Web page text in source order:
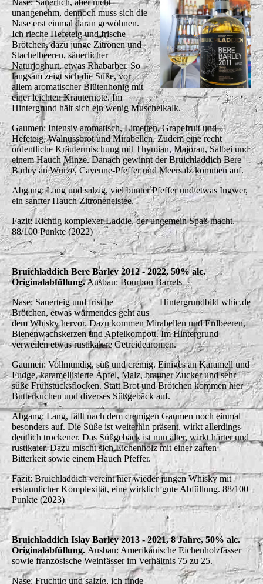
unangenehm, dennoch muss sich die
Nase erst einmal daran gewöhnen.
Ich rieche Hefeteig und frische
Brötchen, dazu junge Zitronen und
Stachelbeeren, säuerlicher
Naturjoghurt, etwas Rhabarber. So
langsam zeigt sich die Süße, vor
allem aromatischer Blütenhonig mit
einer leichten Kräuternote. Im
Hintergrund hält sich ein wenig Muschelkalk.
Gaumen: Intensiv aromatisch, Limetten, Grapefruit und
Hefeteig, Walnussbrot und Mirabellen. Zudem eine recht
ordentliche Kräutermischung mit Thymian, Majoran, Salbei und
einem Hauch Minze. Danach gewinnt der Bruichladdich Bere
Barley an Würze, Cayenne-Pfeffer und Meersalz kommen auf.
Abgang: Lang und salzig, viel bunter Pfeffer und etwas Ingwer,
ein sanfter Hauch Zitroneneistee.
Fazit: Richtig komplexer Laddie, der ungemein Spaß macht.
88/100 Punkte (2022)
Bruichladdich Bere Barley 2012 - 2022, 50% alc.
Originalabfüllung.Ausbau: Bourbon Barrels
Hintergrundbild whic.de
Nase: Sauerteig und frische
Brötchen, etwas wärmendes geht aus
dem Whisky hervor. Dazu kommen Mirabellen und Erdbeeren,
Bienenwachskerzen und Apfelkompott. Im Hintergrund
verweilen etwas rustikalere Getreidearomen.
Gaumen: Vollmundig, süß und cremig. Einiges an Karamell und
Fudge, karamellisierte Äpfel, Malz, brauner Zucker und sehr
süße Frühstücksflocken. Statt Brot und Brötchen kommen hier
Butterkuchen und diverses Süßgebäck auf.
Abgang: Lang, fällt nach dem cremigen Gaumen noch einmal
besonders auf. Die Süße ist weiterhin präsent, wirkt allerdings
deutlich trockener. Das Süßgebäck ist nun älter, wirkt härter und
rustikaler. Dazu mischt sich Eichenholz mit einer zarten
Bitterkeit sowie einem Hauch Pfeffer.
Fazit: Bruichladdich vereint hier wieder jungen Whisky mit
erstaunlicher Komplexität, eine wirklich gute Abfüllung. 88/100
Punkte (2023)
Bruichladdich Islay Barley 2013 - 2021, 8 Jahre, 50% alc.
Originalabfüllung. Ausbau: Amerikanische Eichenholzfässer
sowie französische Weinfässer im Verhältnis 75 zu 25.
Nase: Fruchtig und salzig, ich finde